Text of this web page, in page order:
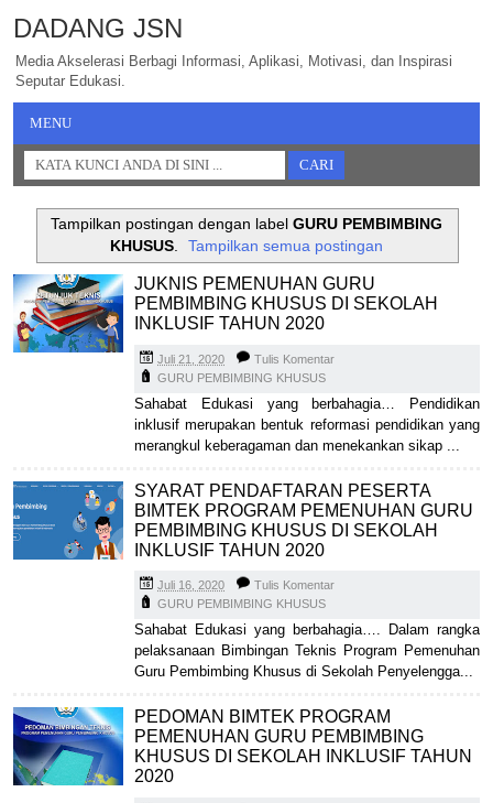
DADANG JSN
Media Akselerasi Berbagi Informasi, Aplikasi, Motivasi, dan Inspirasi
Seputar Edukasi.
MENU
Tampilkan postingan dengan label GURU PEMBIMBING
KHUSUS. Tampilkan semua postingan
JUKNIS PEMENUHAN GURU
PEMBIMBING KHUSUS DI SEKOLAH
INKLUSIF TAHUN 2020
Juli 21, 2020
Tulis Komentar
GURU PEMBIMBING KHUSUS
Sahabat Edukasi yang berbahagia… Pendidikan
inklusif merupakan bentuk reformasi pendidikan yang
merangkul keberagaman dan menekankan sikap ...
SYARAT PENDAFTARAN PESERTA
BIMTEK PROGRAM PEMENUHAN GURU
PEMBIMBING KHUSUS DI SEKOLAH
INKLUSIF TAHUN 2020
Juli 16, 2020
Tulis Komentar
GURU PEMBIMBING KHUSUS
Sahabat Edukasi yang berbahagia…. Dalam rangka
pelaksanaan Bimbingan Teknis Program Pemenuhan
Guru Pembimbing Khusus di Sekolah Penyelengga...
PEDOMAN BIMTEK PROGRAM
PEMENUHAN GURU PEMBIMBING
KHUSUS DI SEKOLAH INKLUSIF TAHUN
2020